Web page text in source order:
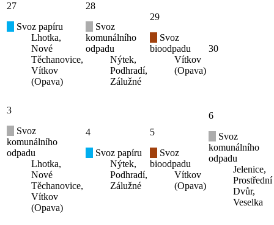
27
Svoz papíru
Lhotka,
Nové
Těchanovice,
Vítkov
(Opava)
28
Svoz
komunálního
odpadu
Nýtek,
Podhradí,
Zálužné
29
Svoz
bioodpadu
Vítkov
(Opava)
30
3
Svoz
komunálního
odpadu
Lhotka,
Nové
Těchanovice,
Vítkov
(Opava)
4
Svoz papíru
Nýtek,
Podhradí,
Zálužné
5
Svoz
bioodpadu
Vítkov
(Opava)
6
Svoz
komunálního
odpadu
Jelenice,
Prostřední
Dvůr,
Veselka